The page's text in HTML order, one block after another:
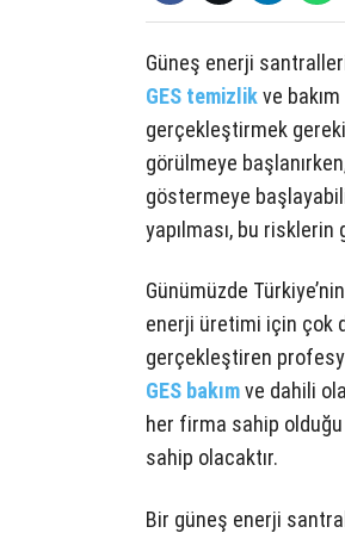
Güneş enerji
GES temizlikve
gerçekleştirmek
görülmeye
göstermeye
yapılması, bu
Günümüzde
enerji üretimi için çok
gerçekleştiren
GES bakımve dahili
her firma sahip
sahip olacaktır.
Bir güneş enerji